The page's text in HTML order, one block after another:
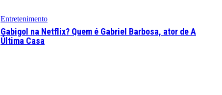
Entretenimento
Gabigol na Netflix? Quem é Gabriel Barbosa, ator de A
Última Casa